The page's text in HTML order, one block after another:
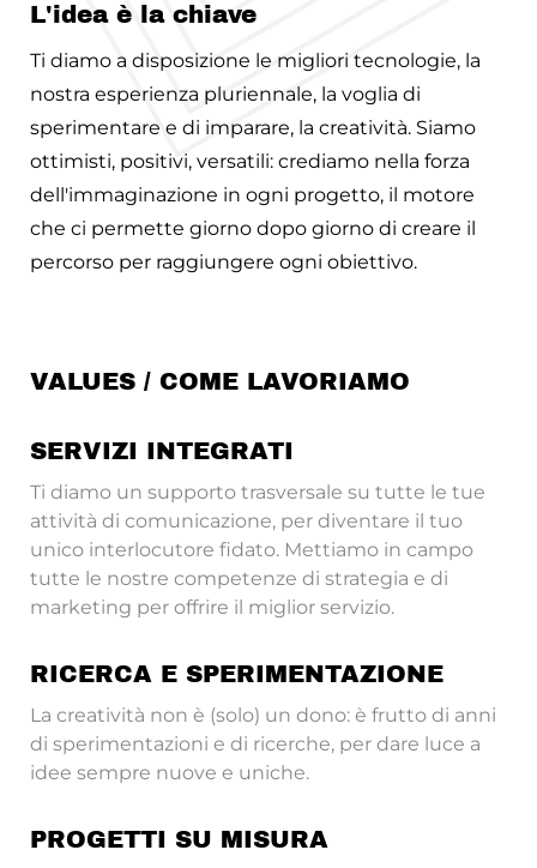
L'idea è la chiave
Ti diamo a disposizione le migliori tecnologie, la
nostra esperienza pluriennale, la voglia di
sperimentare e di imparare, la creatività. Siamo
ottimisti, positivi, versatili: crediamo nella forza
dell'immaginazione in ogni progetto, il motore
che ci permette giorno dopo giorno di creare il
percorso per raggiungere ogni obiettivo.
VALUES / COME LAVORIAMO
SERVIZI INTEGRATI
Ti diamo un supporto trasversale su tutte le tue
attività di comunicazione, per diventare il tuo
unico interlocutore fidato. Mettiamo in campo
tutte le nostre competenze di strategia e di
marketing per offrire il miglior servizio.
RICERCA E SPERIMENTAZIONE
La creatività non è (solo) un dono: è frutto di anni
di sperimentazioni e di ricerche, per dare luce a
idee sempre nuove e uniche.
PROGETTI SU MISURA